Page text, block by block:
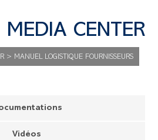
MEDIA CENTER
> MANUEL LOGISTIQUE FOURNISSEURS
Vidéos